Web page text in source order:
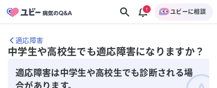
ユビーに相談
適応障害
中学生や高校生でも適応障害になりますか？
適応障害は中学生や高校生でも診断される場
合があります。